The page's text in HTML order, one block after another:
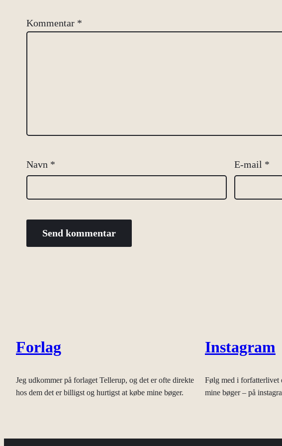
Kommentar *
Navn * E-mail *
Forlag
Jeg udkommer på forlaget Tellerup, og det er ofte direkte
hos dem det er billigst og hurtigst at købe mine bøger.
Instagram
Følg med i forfatterlivet
mine bøger – på